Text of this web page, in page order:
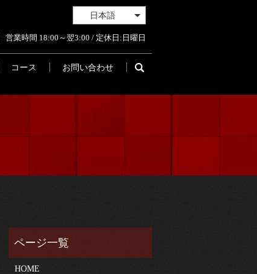
日本語
営業時間 18:00～翌3:00 / 定休日:日曜日
コース お問い合わせ
HOME